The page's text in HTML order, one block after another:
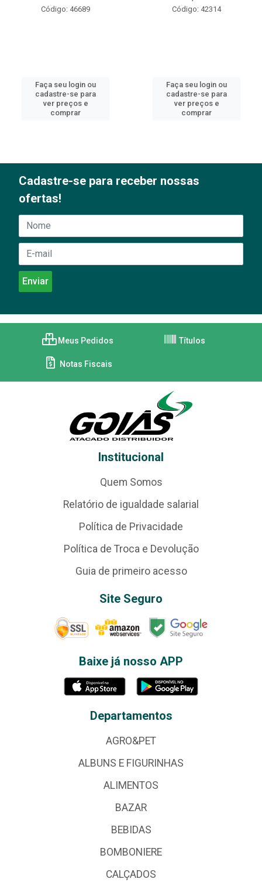
Código: 46689
Faça seu login ou
cadastre-se para
ver preços e
comprar
Código: 42314
Faça seu login ou
cadastre-se para
ver preços e
comprar
Cadastre-se para receber nossas
ofertas!
Meus Pedidos Títulos
Notas Fiscais
Institucional
Quem Somos
Relatório de igualdade salarial
Política de Privacidade
Política de Troca e Devolução
Guia de primeiro acesso
Site Seguro
Baixe já nosso APP
Departamentos
AGRO&PET
ALBUNS E FIGURINHAS
ALIMENTOS
BAZAR
BEBIDAS
BOMBONIERE
CALÇADOS